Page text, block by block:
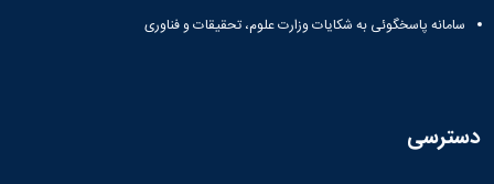
سامانه پاسخگوئی به شکایات وزارت علوم، تحقیقات و فناوری
دسترسی